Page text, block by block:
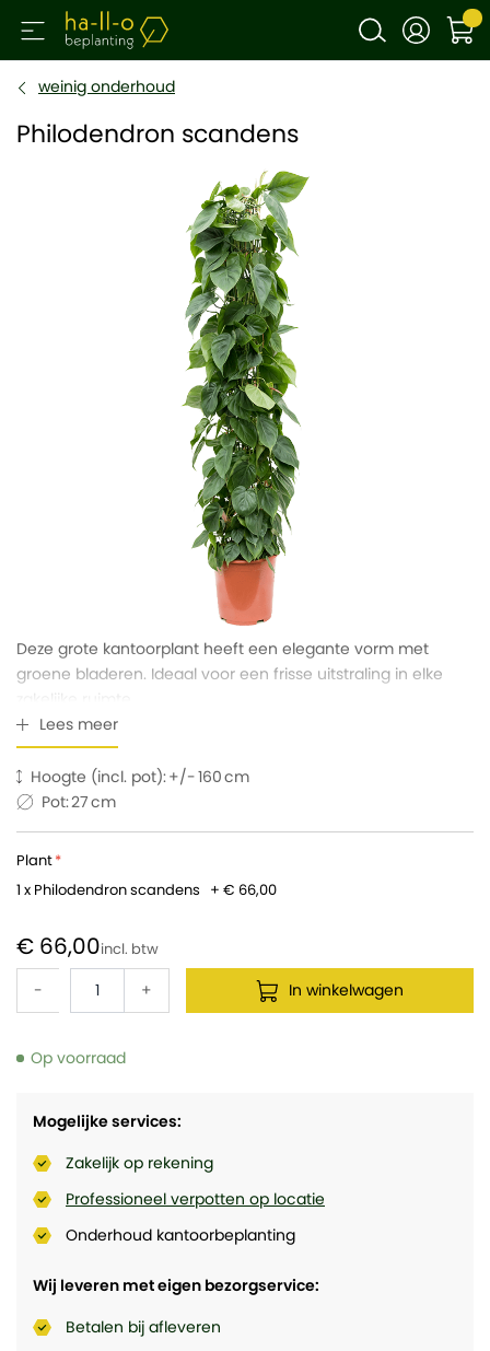
weinig onderhoud
Philodendron scandens
Hoogte (incl. pot):
160
Pot:27
Mogelijke services:
Zakelijk op rekening
Professioneel verpotten op locatie
Onderhoud kantoorbeplanting
Wij leveren met eigen bezorgservice:
Betalen bij afleveren
Deze grote kantoorplant heeft een elegante vorm met
groene bladeren. Ideaal voor een frisse uitstraling in elke
Lees meer
Op voorraad
Plant
1 x Philodendron scandens + € 66,00
€ 66,00
- + In winkelwagen